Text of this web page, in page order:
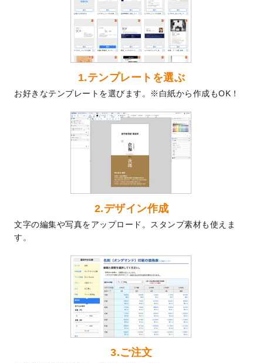
を公開いたしました。
喪中はがきのデザインテンプレート
いたしました。
2025年版1月始まりのカレンダーデザイン
テンプレート
を公開いたしました。
なりました！
プラスチックカードのデザインテンプレー
トを追加しました。
回数券のデザインテンプレート
した。
暑中見舞いのデザインテンプレート
しました。
メッセージカードのデザインテンプレート
を追加しました。
2024/6/14
エコノミータイプののぼりが作成できるよ
うになりました！
【新商品】のぼり
が作成できるようになり
ました！
DMのデザインテンプレートを追加しまし
た。
【新商品】ステッカー
1.テンプレートを選ぶ
お好きなテンプレートを選びます。※白紙から作成もOK！
2.デザイン作成
文字の編集や写真をアップロード。スタンプ素材も使えま
す。
3.ご注文